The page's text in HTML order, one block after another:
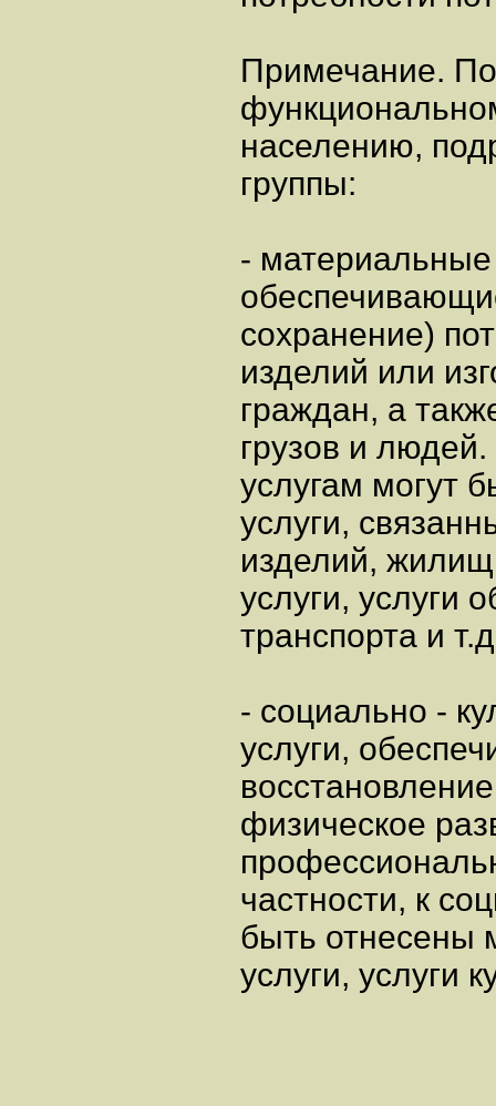
Примечание. По
населению,
группы:
- материальные
сохранение)
изделий или
граждан, а
грузов и
услугам могут
услуги,
изделий,
услуги, услуги
транспорта и
- социально -
услуги,
физическое
частности, к
быть отнесены
услуги, услуги